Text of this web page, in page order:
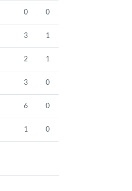
0 0
3 1
2 1
3 0
6 0
1 0